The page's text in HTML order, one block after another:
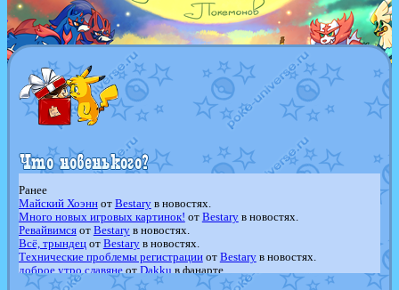
Ранее
Майский Хоэннот Bestaryв новостях.
Много новых игровых картинок! от Bestaryв новостях.
Ревайвимсяот Bestaryв новостях.
Всё, трындецот Bestaryв новостях.
Технические проблемы регистрацииот Bestaryв новостях.
доброе утро славянеот Dakku в фанарте.
Йолда и Мимикью отMavisNyanCatв фанарте.